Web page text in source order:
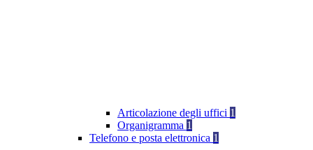
Articolazione degli uffici 1
Organigramma 1
Telefono e posta elettronica 1